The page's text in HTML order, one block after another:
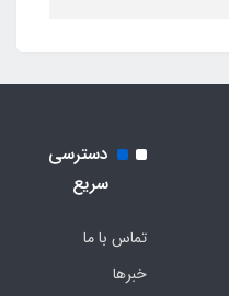
دسترسی
سریع
تماس با ما
خبرها